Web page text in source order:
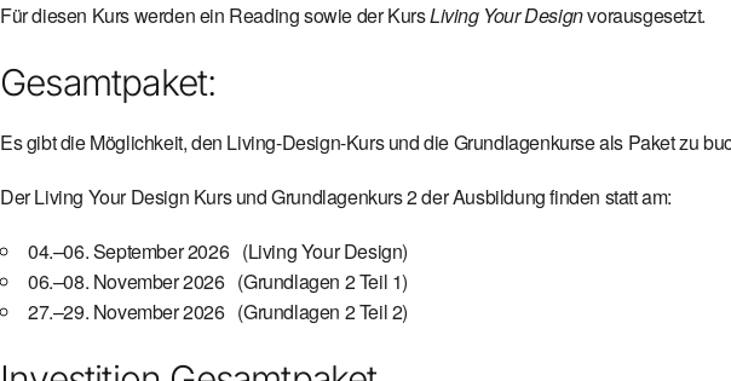
Für diesen Kurs werden ein Reading sowie der KursLiving Your Designvorausgesetzt.
Gesamtpaket:
Es gibt die Möglichkeit, den Living-Design-Kurs und die Grundlagenkurse als Paket zu
Der Living Your Design Kurs und Grundlagenkurs 2 der Ausbildung finden statt am:
04.–06. September 2026 (Living Your Design)
06.–08. November 2026 (Grundlagen 2 Teil 1)
27.–29. November 2026 (Grundlagen 2 Teil 2)